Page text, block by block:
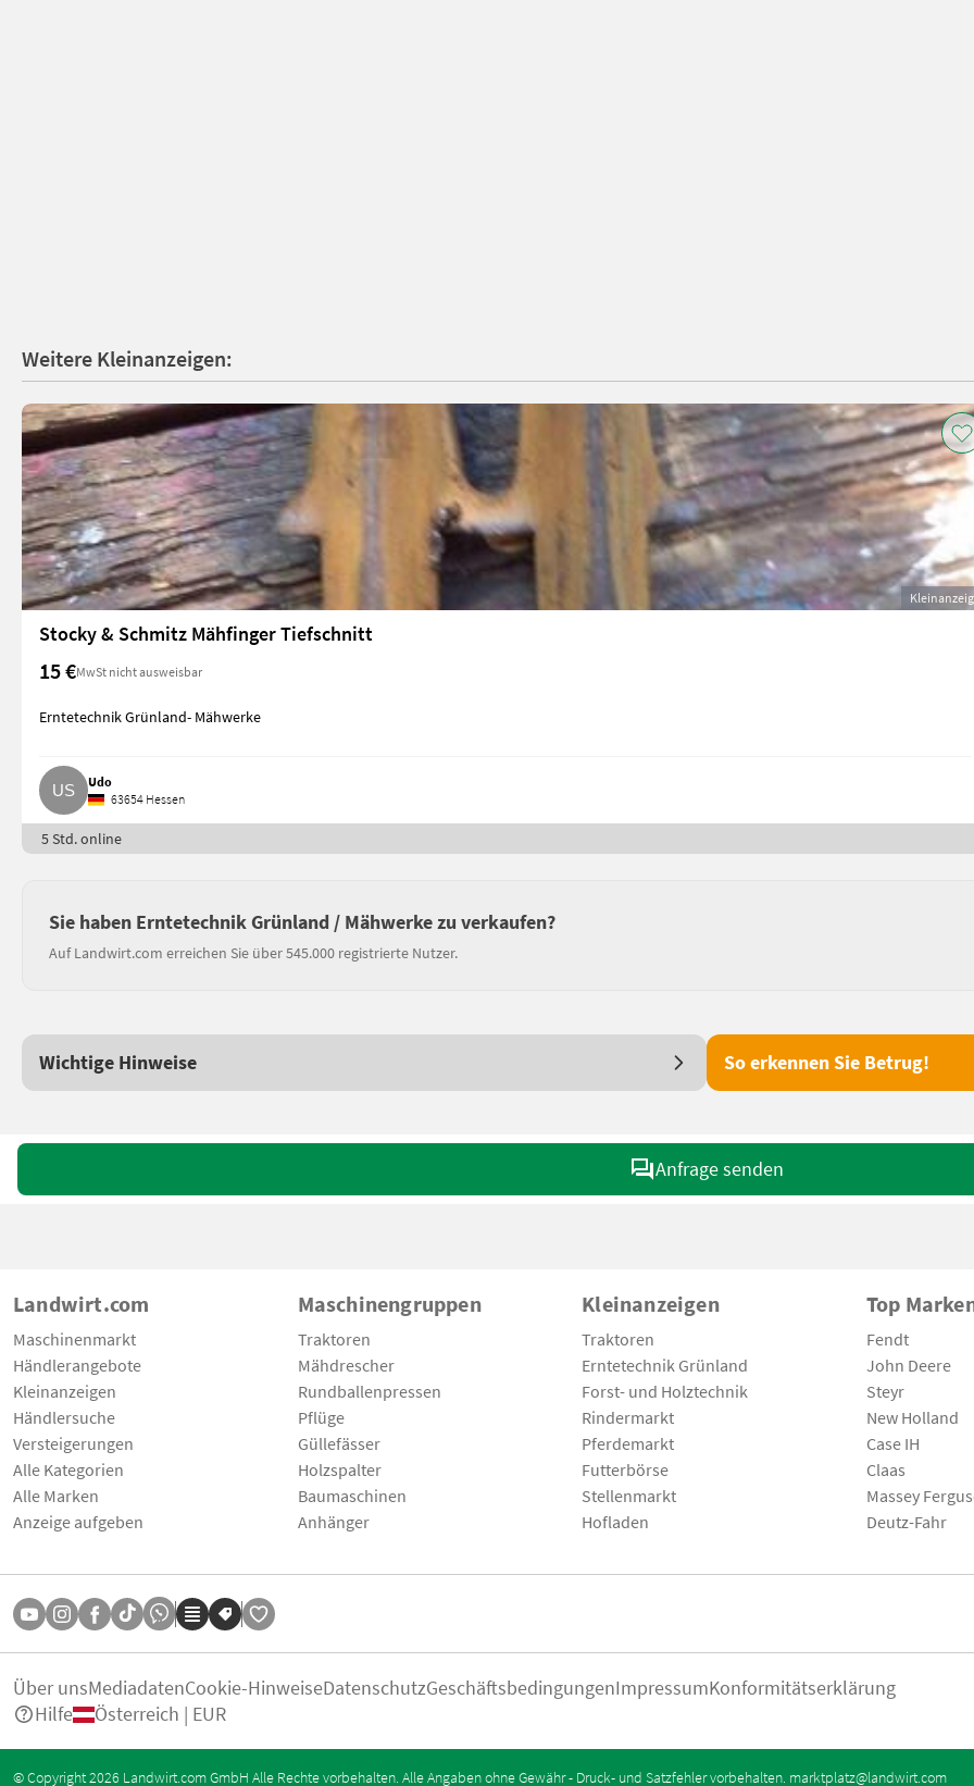
Weitere Kleinanzeigen:
Stocky & Schmitz Mähfinger Tiefschnitt
15 €MwSt nicht ausweisbar
Erntetechnik Grünland- Mähwerke
Udo
63654 Hessen
5 Std. online
Sie haben Erntetechnik Grünland / Mähwerke zu verkaufen?
Auf Landwirt.com erreichen Sie über 545.000 registrierte Nutzer.
Wichtige Hinweise So erkennen Sie Betrug!
Anfrage senden
Landwirt.com
Maschinenmarkt
Händlerangebote
Kleinanzeigen
Händlersuche
Versteigerungen
Alle Kategorien
Alle Marken
Anzeige aufgeben
Maschinengruppen
Traktoren
Mähdrescher
Rundballenpressen
Pflüge
Güllefässer
Holzspalter
Baumaschinen
Anhänger
Kleinanzeigen
Traktoren
Erntetechnik Grünland
Forst- und Holztechnik
Rindermarkt
Pferdemarkt
Futterbörse
Stellenmarkt
Hofladen
Top
Fendt
John Deere
Steyr
New Holland
Case IH
Claas
Massey
Deutz-Fahr
Über unsMediadatenCookie-HinweiseDatenschutzGeschäftsbedingungenImpressumKonformitätserklärung
Hilfe
Österreich | EUR
© Copyright 2026 Landwirt.com GmbH Alle Rechte vorbehalten. Alle Angaben ohne Gewähr - Druck- und Satzfehler vorbehalten. marktplatz@landwirt.com